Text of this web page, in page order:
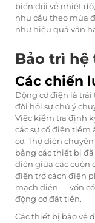
biến đổi về nhiệt
nhu cầu theo mùa
như hiệu quả vận
Bảo trì
Các chiến
Động cơ điện là trái
đòi hỏi sự chú ý
Việc kiểm tra định
các sự cố điện tiềm
cơ. Thợ điện
bằng các thiết bị
điện giữa các cuộn
điện trở cách điện
mạch điện — vốn
động cơ đắt tiền.
Các thiết bị bảo vệ